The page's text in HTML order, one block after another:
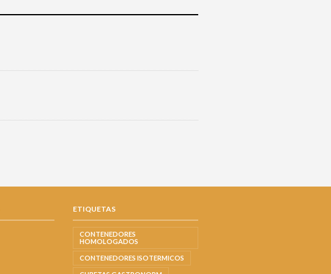
ETIQUETAS
CONTENEDORES
HOMOLOGADOS
CONTENEDORES ISOTERMICOS